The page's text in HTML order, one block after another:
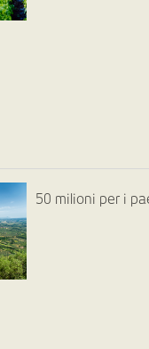
50 milioni per i